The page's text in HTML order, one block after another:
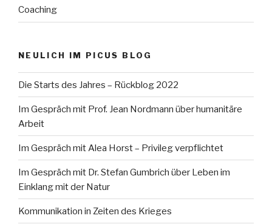
Coaching
NEULICH IM PICUS BLOG
Die Starts des Jahres – Rückblog 2022
Im Gespräch mit Prof. Jean Nordmann über humanitäre
Arbeit
Im Gespräch mit Alea Horst – Privileg verpflichtet
Im Gespräch mit Dr. Stefan Gumbrich über Leben im
Einklang mit der Natur
Kommunikation in Zeiten des Krieges